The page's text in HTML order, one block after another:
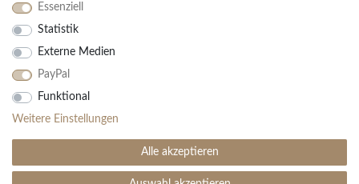
Ihre Vorteile
30 Tage Rückgaberecht
Große Auswahl
Einfache Auftragsverfolgung
Essenziell
Statistik
Externe Medien
PayPal
Funktional
Weitere Einstellungen
Alle akzeptieren